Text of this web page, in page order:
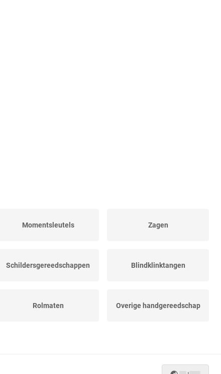
Momentsleutels Zagen
Schildersgereedschappen Blindklinktangen
Rolmaten Overige handgereedschap